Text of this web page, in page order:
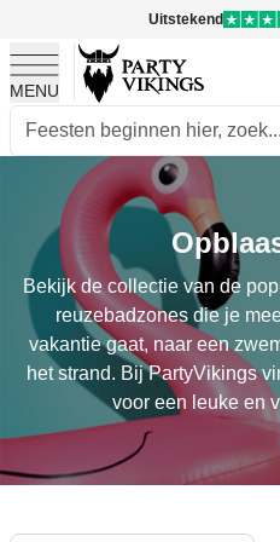
Uitstekend
MENU
Ga naar de inhoud
Bekijk de collectie van de
reuzebadzones die je
vakantie gaat, naar een
het strand. Bij PartyVikings
voor een leuke en